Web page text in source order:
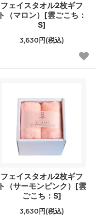
フェイスタオル2枚ギフ
ト（マロン）[雲ごこち：
S]
3,630円(税込)
フェイスタオル2枚ギフ
ト（サーモンピンク）[雲
ごこち：S]
3,630円(税込)